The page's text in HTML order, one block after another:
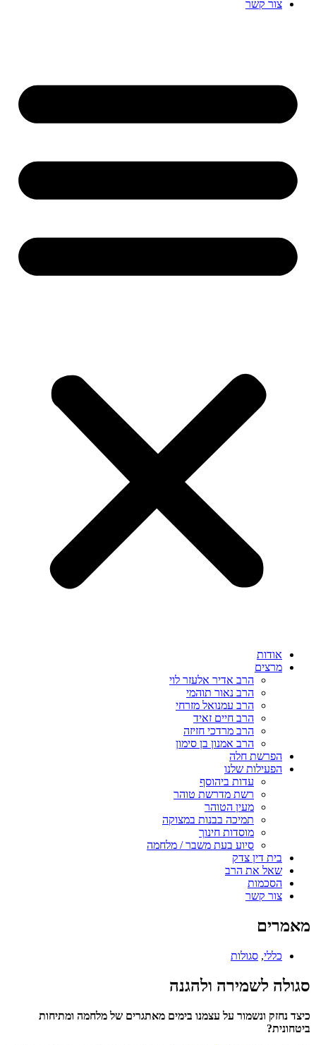
צור קשר
אודות
מרצים
הרב אדיר אלעזר לוי
הרב נאור תוהמי
הרב עמנואל מזרחי
הרב חיים זאיד
הרב מרדכי חזיזה
הרב אמנון בן סימון
הפרשת חלה
הפעילות שלנו
עדות ביהוסף
רשת מדרשת טוהר
מעין הטוהר
תמיכה בבנות במצוקה
מוסדות חינוך
סיוע בעת משבר / מלחמה
בית דין צדק
שאל את הרב
הסכמות
צור קשר
מאמרים
כללי, סגולות
סגולה לשמירה ולהגנה
כיצד נחזק ונשמור על עצמנו בימים מאתגרים של מלחמה ומתיחות
ביטחונית?